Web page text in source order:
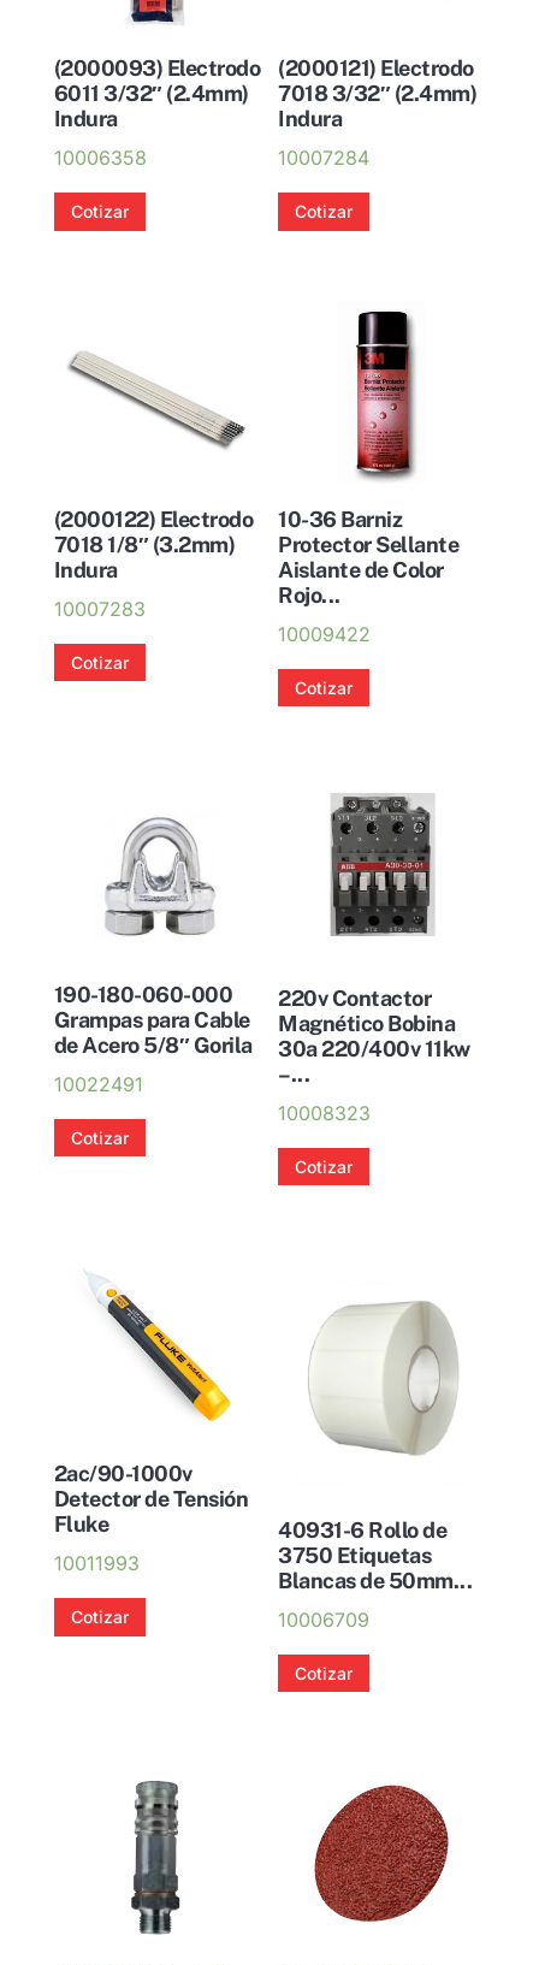
(2000093) Electrodo
6011 3/32″ (2.4mm)
Indura
10006358
Cotizar
(2000121) Electrodo
7018 3/32″ (2.4mm)
Indura
10007284
Cotizar
(2000122) Electrodo
7018 1/8″ (3.2mm)
Indura
10007283
Cotizar
10-36 Barniz
Protector Sellante
Aislante de Color
Rojo...
10009422
Cotizar
190-180-060-000
Grampas para Cable
de Acero 5/8″ Gorila
10022491
Cotizar
220v Contactor
Magnético Bobina
30a 220/400v 11kw
–...
10008323
Cotizar
2ac/90-1000v
Detector de Tensión
Fluke
10011993
Cotizar
40931-6 Rollo de
3750 Etiquetas
Blancas de 50mm...
10006709
Cotizar